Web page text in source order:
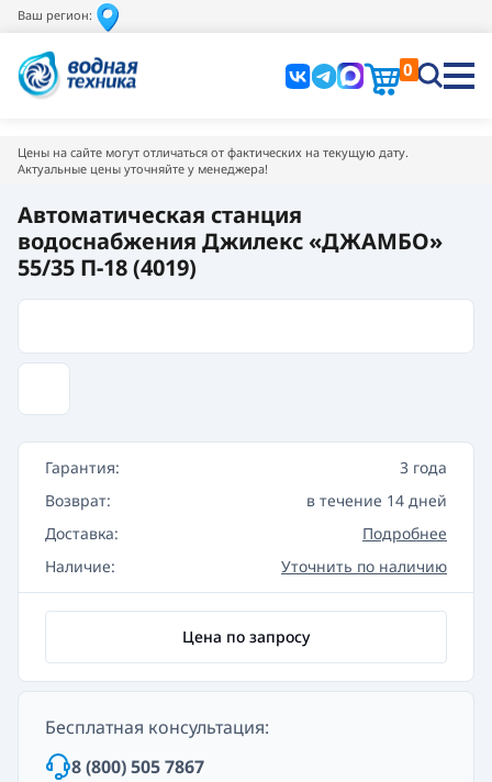
Ваш регион:
0
Цены на сайте могут отличаться от фактических на текущую дату.
Актуальные цены уточняйте у менеджера!
Автоматическая станция
водоснабжения Джилекс «ДЖАМБО»
55/35 П-18 (4019)
Гарантия:
3 года
Возврат:
в течение 14 дней
Доставка:
Подробнее
Наличие:
Уточнить по наличию
Цена по запросу
Бесплатная консультация:
8 (800) 505 7867